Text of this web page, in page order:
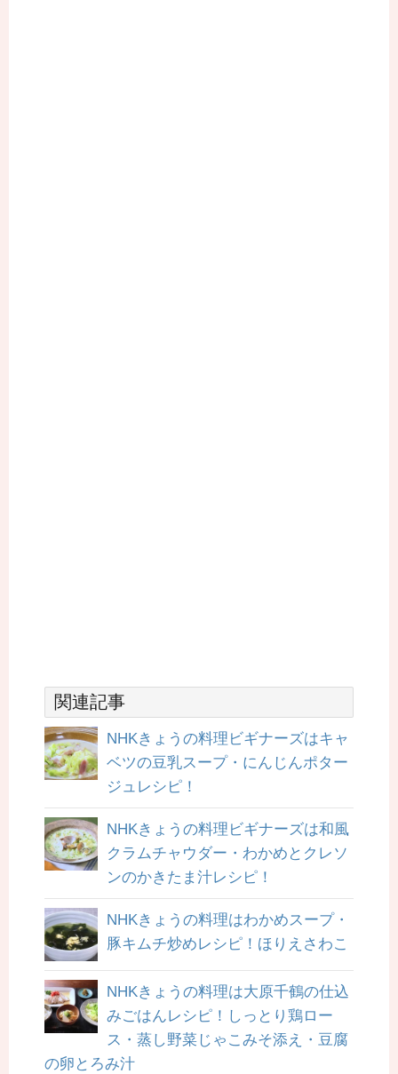
関連記事
NHKきょうの料理ビギナーズはキャ
ベツの豆乳スープ・にんじんポター
ジュレシピ！
NHKきょうの料理ビギナーズは和風
クラムチャウダー・わかめとクレソ
ンのかきたま汁レシピ！
NHKきょうの料理はわかめスープ・
豚キムチ炒めレシピ！ほりえさわこ
NHKきょうの料理は大原千鶴の仕込
みごはんレシピ！しっとり鶏ロー
ス・蒸し野菜じゃこみそ添え・豆腐
の卵とろみ汁